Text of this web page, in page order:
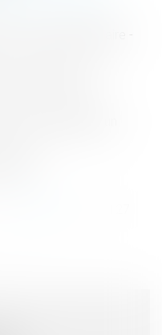
: nouveau formulaire -
les pensions
deux finit par un